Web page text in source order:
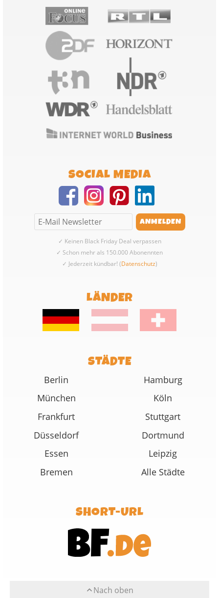
SOCIAL MEDIA
✓ Keinen Black Friday Deal verpassen
✓ Schon mehr als 150.000 Abonennten
✓ Jederzeit kündbar! (Datenschutz)
LÄNDER
STÄDTE
Berlin
Hamburg
München
Köln
Frankfurt
Stuttgart
Düsseldorf
Dortmund
Essen
Leipzig
Bremen
Alle Städte
SHORT-URL
Nach oben